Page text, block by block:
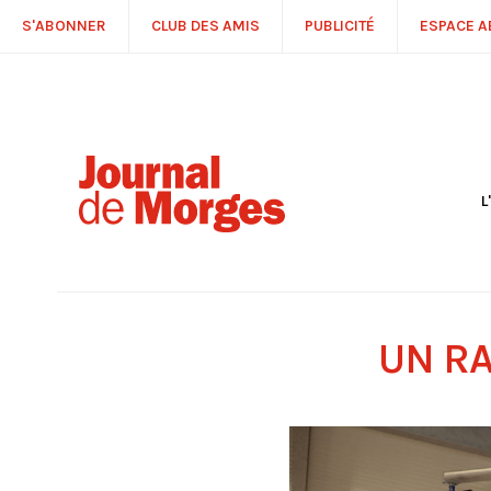
S'ABONNER CLUB DES AMIS PUBLICITÉ ESPACE
UN